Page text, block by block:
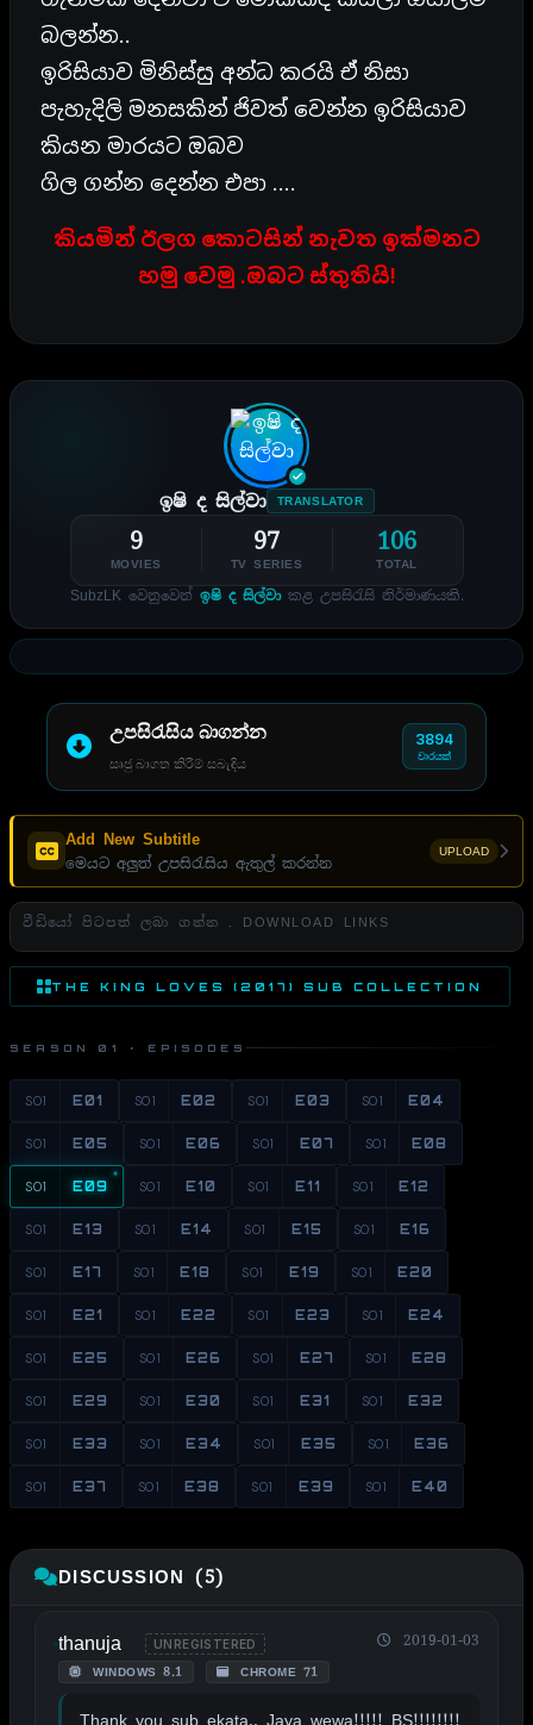
බලන්න..
ඉරිසියාව මිනිස්සු අන්ධ කරයි ඒ නිසා
පැහැදිලි මනසකින් ජිවත් වෙන්න ඉරිසියාව
කියන මාරයට ඔබව
ගිල ගන්න දෙන්න එපා ….
කියමින් ඊලග කොටසින් නැවත ඉක්මනට
හමු වෙමු .ඔබට ස්තුතියි!
ඉෂි ද සිල්වා TRANSLATOR
9
MOVIES
97
TV SERIES
106
TOTAL
SubzLK වෙනුවෙන් ඉෂි ද සිල්වාකළ උපසිරැසි නිර්මාණයකි.
උපසිරැසිය බාගන්න
සෘජු බාගත කිරීම් සබැඳිය
3894
වාරයක්
Add New Subtitle
මෙයට අලුත් උපසිරැසිය ඇතුල් කරන්න
UPLOAD
වීඩියෝ පිටපත් ලබා ගන්න . DOWNLOAD LINKS
THE KING LOVES (2017) SUB COLLECTION
SEASON 01 · EPISODES
S01 E01 S01 E02 S01 E03 S01 E04
S01 E05 S01 E06 S01 E07 S01 E08
S01 E09 S01 E10 S01 E11 S01 E12
S01 E13 S01 E14 S01 E15 S01 E16
S01 E17 S01 E18 S01 E19 S01 E20
S01 E21 S01 E22 S01 E23 S01 E24
S01 E25 S01 E26 S01 E27 S01 E28
S01 E29 S01 E30 S01 E31 S01 E32
S01 E33 S01 E34 S01 E35 S01 E36
S01 E37 S01 E38 S01 E39 S01 E40
DISCUSSION (5)
thanuja UNREGISTERED
WINDOWS 8.1 CHROME 71
2019-01-03
Thank you sub ekata.. Jaya wewa!!!!! BS!!!!!!!!